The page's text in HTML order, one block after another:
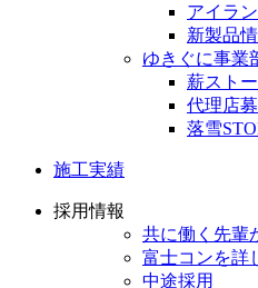
アイラ
新製品
ゆきぐに事業
薪スト
代理店
落雪
施工実績
採用情報
共に働く先輩
富士コンを詳
中途採用